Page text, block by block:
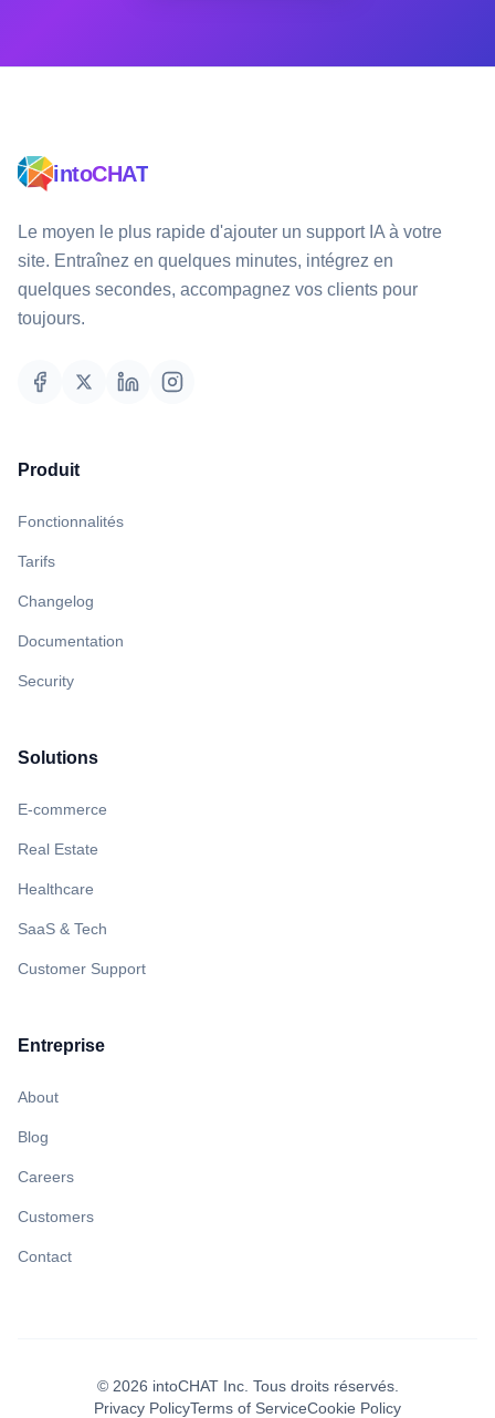
intoCHAT
Le moyen le plus rapide d'ajouter un support IA à votre
site. Entraînez en quelques minutes, intégrez en
quelques secondes, accompagnez vos clients pour
toujours.
Produit
Fonctionnalités
Tarifs
Changelog
Documentation
Security
Solutions
E-commerce
Real Estate
Healthcare
SaaS & Tech
Customer Support
Entreprise
About
Blog
Careers
Customers
Contact
© 2026 intoCHAT Inc. Tous droits réservés.
Privacy PolicyTerms of ServiceCookie Policy